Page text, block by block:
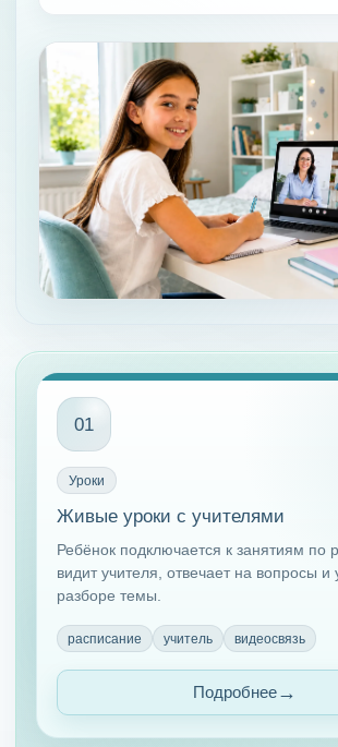
01
Уроки
Живые уроки с учителями
Ребёнок подключается к занятиям по
видит учителя, отвечает на вопросы и
разборе темы.
расписание учитель видеосвязь
Подробнее